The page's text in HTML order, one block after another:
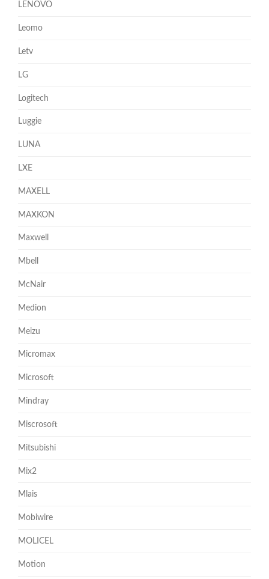
LENOVO
Leomo
Letv
LG
Logitech
Luggie
LUNA
LXE
MAXELL
MAXKON
Maxwell
Mbell
McNair
Medion
Meizu
Micromax
Microsoft
Mindray
Miscrosoft
Mitsubishi
Mix2
Mlais
Mobiwire
MOLICEL
Motion